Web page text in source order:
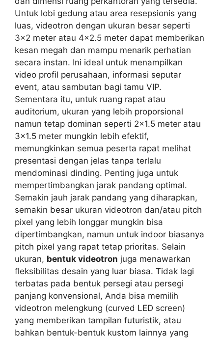
Untuk lobi gedung atau area resepsionis yang
luas, videotron dengan ukuran besar seperti
3×2 meter atau 4×2.5 meter dapat memberikan
kesan megah dan mampu menarik perhatian
secara instan. Ini ideal untuk menampilkan
video profil perusahaan, informasi seputar
event, atau sambutan bagi tamu VIP.
Sementara itu, untuk ruang rapat atau
auditorium, ukuran yang lebih proporsional
namun tetap dominan seperti 2×1.5 meter atau
3×1.5 meter mungkin lebih efektif,
memungkinkan semua peserta rapat melihat
presentasi dengan jelas tanpa terlalu
mendominasi dinding. Penting juga untuk
mempertimbangkan jarak pandang optimal.
Semakin jauh jarak pandang yang diharapkan,
semakin besar ukuran videotron dan/atau pitch
pixel yang lebih longgar mungkin bisa
dipertimbangkan, namun untuk indoor biasanya
pitch pixel yang rapat tetap prioritas. Selain
ukuran, bentuk videotron juga menawarkan
fleksibilitas desain yang luar biasa. Tidak lagi
terbatas pada bentuk persegi atau persegi
panjang konvensional, Anda bisa memilih
videotron melengkung (curved LED screen)
yang memberikan tampilan futuristik, atau
bahkan bentuk-bentuk kustom lainnya yang